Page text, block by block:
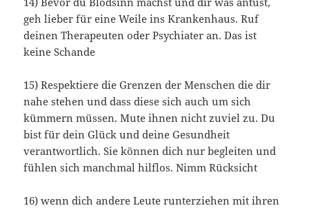
geh lieber für eine Weile ins Krankenhaus. Ruf
deinen Therapeuten oder Psychiater an. Das ist
keine Schande
15) Respektiere die Grenzen der Menschen die dir
nahe stehen und dass diese sich auch um sich
kümmern müssen. Mute ihnen nicht zuviel zu. Du
bist für dein Glück und deine Gesundheit
verantwortlich. Sie können dich nur begleiten und
fühlen sich manchmal hilflos. Nimm Rücksicht
16) wenn dich andere Leute runterziehen mit ihren